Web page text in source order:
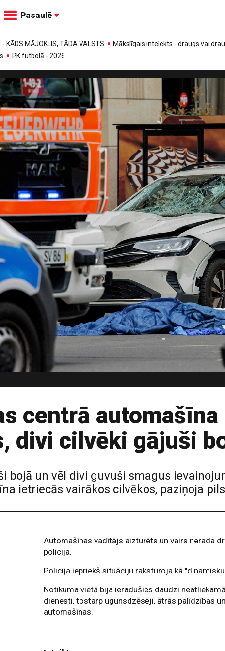
Pasaulē
KĀDS MĀJOKLIS, TĀDA VALSTS
Mākslīgais intelekts - draugs vai
PK futbolā - 2026
centrā
divi cilvēki gājuši
bojā un vēl divi guvuši smagus
ietriecās vairākos cilvēkos, paziņoja
Automašīnas vadītājs aizturēts un vairs nerada
policija.
Policija iepriekš situāciju raksturoja kā
Notikuma vietā bija ieradušies daudzi
dienesti, tostarp ugunsdzēsēji, ātrās palīdzības
automašīnas.